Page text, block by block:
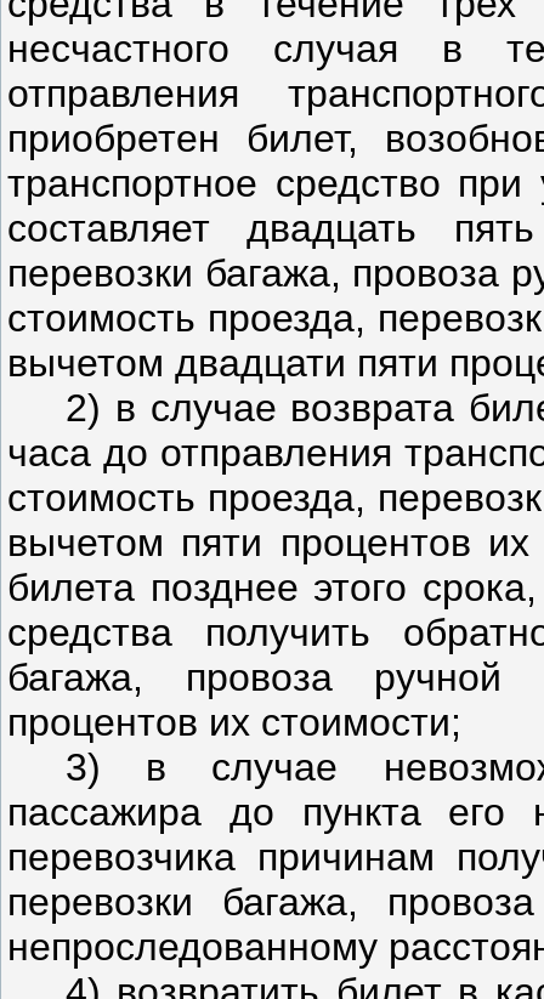
несчастного случая в
отправления
приобретен билет,
транспортное средство
составляет двадцать
перевозки багажа, провоза
стоимость проезда,
вычетом двадцати пяти
2) в случае возврата
часа до отправления
стоимость проезда,
вычетом пяти процентов
билета позднее этого
средства получить
багажа, провоза
процентов их стоимости;
3) в случае
пассажира до пункта
перевозчика причинам
перевозки багажа,
непроследованному